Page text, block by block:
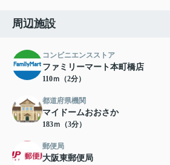
周辺施設
コンビニエンスストア
ファミリーマート本町橋店
110ｍ（2分）
都道府県機関
マイドームおおさか
183ｍ（3分）
郵便局
大阪東郵便局